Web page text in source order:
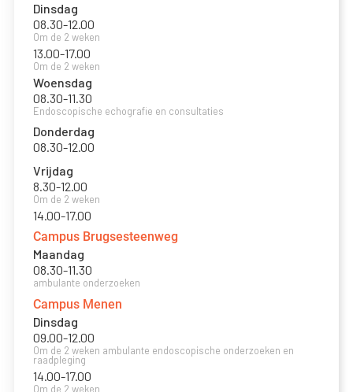
Dinsdag
08.30-12.00
Om de 2 weken
13.00-17.00
Om de 2 weken
Woensdag
08.30-11.30
Endoscopische echografie en consultaties
Donderdag
08.30-12.00
Vrijdag
8.30-12.00
Om de 2 weken
14.00-17.00
Campus Brugsesteenweg
Maandag
08.30-11.30
ambulante onderzoeken
Campus Menen
Dinsdag
09.00-12.00
Om de 2 weken ambulante endoscopische onderzoeken en
raadpleging
14.00-17.00
Om de 2 weken